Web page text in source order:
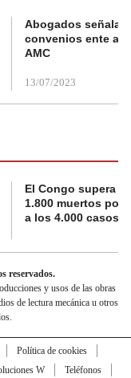
Abogados
convenios ente
AMC
13/07/2023
El Congo supera
1.800 muertos por
a los 4.000 casos
reservados.
y usos de las obras
de lectura mecánica u otros
Política de cookies
W
Teléfonos